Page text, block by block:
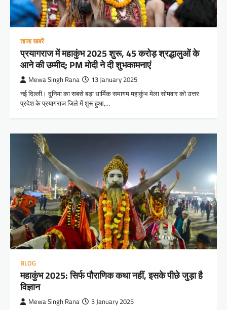
ताजा खबरें
प्रयागराज में महाकुंभ 2025 शुरू, 45 करोड़ श्रद्धालुओं के
आने की उम्मीद; PM मोदी ने दी शुभकामनाएं
Mewa Singh Rana 13 January 2025
नई दिल्ली। दुनिया का सबसे बड़ा धार्मिक समागम महाकुंभ मेला सोमवार को उत्तर
प्रदेश के प्रयागराज जिले में शुरू हुआ,…
BLOG
महाकुंभ 2025: सिर्फ पौराणिक कथा नहीं, इसके पीछे जुड़ा है
विज्ञान
Mewa Singh Rana 3 January 2025